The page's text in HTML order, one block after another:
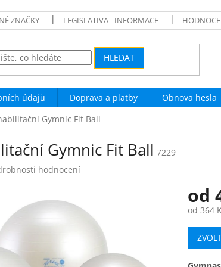
ZNAČKY LEGISLATIVA - INFORMACE
HLEDAT
údajů Doprava a platby Obnova hesla
Gymnic Fit Ball
Gymnic Fit Ball 7229
hodnocení
od
od 364
Měrná
cena: